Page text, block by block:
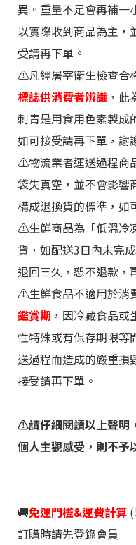
異。重量不足會再補一
以實際收到商品為主，
受請再下單。
⚠️凡經屠宰衛生檢查合
標誌供消費者辨識 ，
刺青是用食用色素製成
如可接受請再下單 ，謝
⚠️物流業者運送過程商
袋失真空，並不會影響
構成退換貨的標準，如
⚠️生鮮商品為「低溫冷
貨，如配送3日內未完
退回三久，恕不退款，
⚠️生鮮食品不適用於消
鑑賞期 ，因冷藏食品
性特殊或有保存期限等
送過程而造成的嚴重損
接受請再下單。
⚠️請仔細閱讀以上聲明
個人主觀感受，則不予
🚚免運門檻&運費計算
訂購時請先登錄會員